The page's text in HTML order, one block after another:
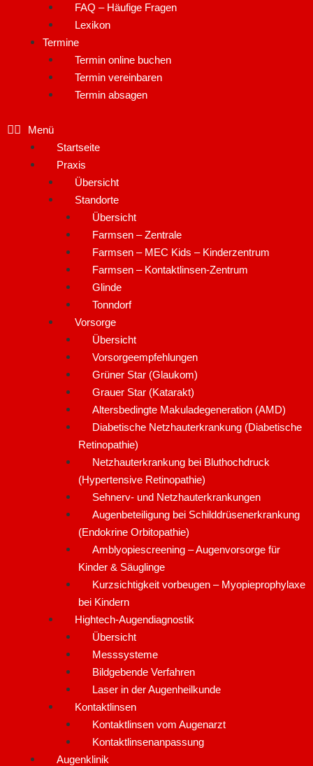
FAQ – Häufige Fragen
Lexikon
Termine
Termin online buchen
Termin vereinbaren
Termin absagen
Startseite
Praxis
Übersicht
Standorte
Übersicht
Farmsen – Zentrale
Farmsen – MEC Kids – Kinderzentrum
Farmsen – Kontaktlinsen-Zentrum
Glinde
Tonndorf
Vorsorge
Übersicht
Vorsorgeempfehlungen
Grüner Star (Glaukom)
Grauer Star (Katarakt)
Altersbedingte Makuladegeneration (AMD)
Diabetische Netzhauterkrankung (Diabetische
Retinopathie)
Netzhauterkrankung bei Bluthochdruck
(Hypertensive Retinopathie)
Sehnerv- und Netzhauterkrankungen
Augenbeteiligung bei Schilddrüsenerkrankung
(Endokrine Orbitopathie)
Amblyopiescreening – Augenvorsorge für
Kinder & Säuglinge
Kurzsichtigkeit vorbeugen – Myopieprophylaxe
bei Kindern
Hightech-Augendiagnostik
Übersicht
Messsysteme
Bildgebende Verfahren
Laser in der Augenheilkunde
Kontaktlinsen
Kontaktlinsen vom Augenarzt
Kontaktlinsenanpassung
Augenklinik